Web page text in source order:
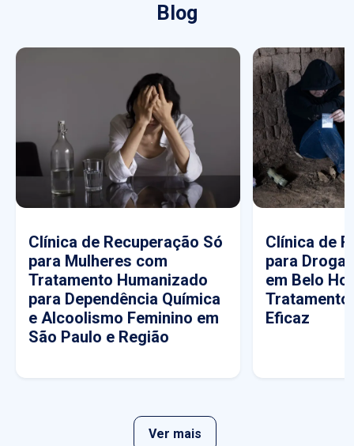
Blog
Clínica de Recuperação Só
para Mulheres com
Tratamento Humanizado
para Dependência Química
e Alcoolismo Feminino em
São Paulo e Região
Clínica de
para
em Belo
Tratamento
Eficaz
Ver mais